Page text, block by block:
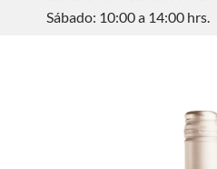
Sábado: 10:00 a 14:00 hrs.